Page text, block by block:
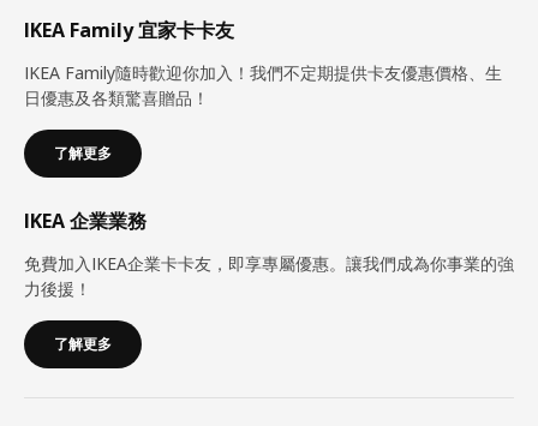
IKEA Family 宜家卡卡友
IKEA Family隨時歡迎你加入！我們不定期提供卡友優惠價格、生
日優惠及各類驚喜贈品！
了解更多
IKEA 企業業務
免費加入IKEA企業卡卡友，即享專屬優惠。讓我們成為你事業的強
力後援！
了解更多